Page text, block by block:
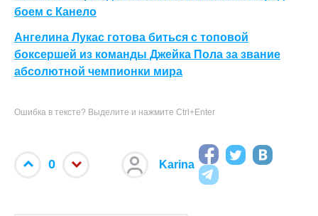
боем с Канело
Ангелина Лукас готова биться с топовой
боксершей из команды Джейка Пола за звание
абсолютной чемпионки мира
Ошибка в тексте? Выделите и нажмите Ctrl+Enter
0 Karina